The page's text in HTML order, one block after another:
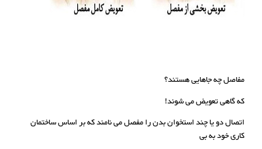
مفاصل چه جاهایی هستند؟
که گاهی تعویض می شوند!
اتصال دو یا چند استخوان بدن را مفصل می نامند که بر اساس ساختمان
کاری خود به بی